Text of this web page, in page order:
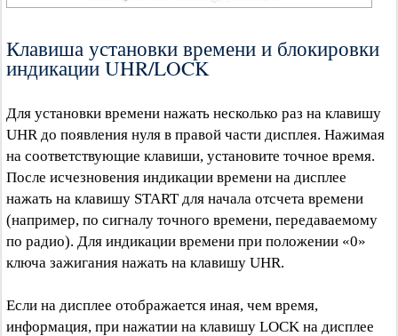
Клавиша установки времени и блокировки
индикации UHR/LOCK
Для установки времени нажать несколько раз на клавишу
UHR до появления нуля в правой части дисплея. Нажимая
на соответствующие клавиши, установите точное время.
После исчезновения индикации времени на дисплее
нажать на клавишу START для начала отсчета времени
(например, по сигналу точного времени, передаваемому
по радио). Для индикации времени при положении «0»
ключа зажигания нажать на клавишу UHR.
Если на дисплее отображается иная, чем время,
информация, при нажатии на клавишу LOCK на дисплее